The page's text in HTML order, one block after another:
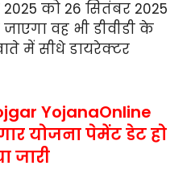
को 26 सितंबर 2025
वह भी डीवीडी के
में सीधे डायरेक्टर
YojanaOnline
योजना पेमेंट डेट हो
जारी